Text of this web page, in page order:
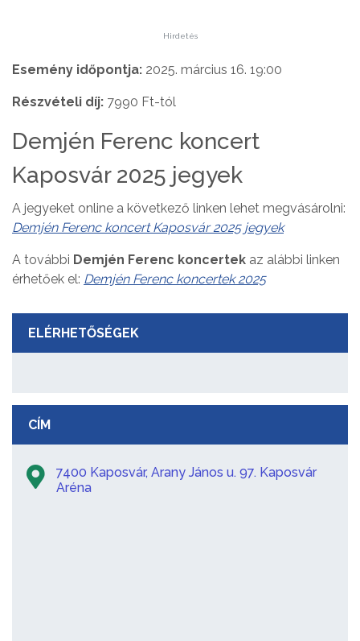
Hirdetés
Esemény időpontja: 2025. március 16. 19:00
Részvételi díj: 7990 Ft-tól
Demjén Ferenc koncert
Kaposvár 2025 jegyek
A jegyeket online a következő linken lehet megvásárolni:
Demjén Ferenc koncert Kaposvár 2025 jegyek
A további Demjén Ferenc koncertek az alábbi linken
érhetőek el: Demjén Ferenc koncertek 2025
ELÉRHETŐSÉGEK
CÍM
7400 Kaposvár, Arany János u. 97. Kaposvár
Aréna